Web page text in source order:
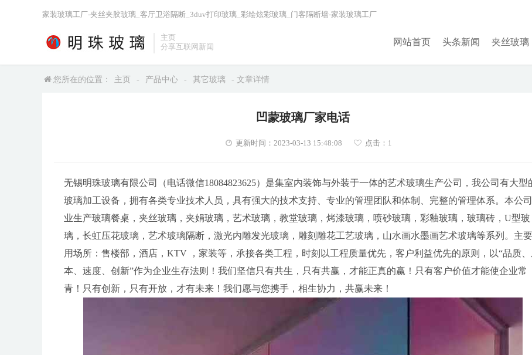
主页
分享互联网新闻
网站首页 头条新闻 夹丝玻璃
家装玻璃工厂-夹丝夹胶玻璃_客厅卫浴隔断_3duv打印玻璃_彩绘炫彩玻璃_门客隔断墙-家装玻璃工厂
您所在的位置： 主页 - 产品中心 - 其它玻璃 - 文章详情
凹蒙玻璃厂家电话
更新时间：2023-03-13 15:48:08 点击：1
无锡明珠玻璃有限公司（电话微信18084823625）是集室内装饰与外装于一体的艺术玻璃生产公司，我公司有大型
玻璃加工设备，拥有各类专业技术人员，具有强大的技术支持、专业的管理团队和体制、完整的管理体系。本公
业生产玻璃餐桌，夹丝玻璃，夹娟玻璃，艺术玻璃，教堂玻璃，烤漆玻璃，喷砂玻璃，彩釉玻璃，玻璃砖，U型玻
璃，长虹压花玻璃，艺术玻璃隔断，激光内雕发光玻璃，雕刻雕花工艺玻璃，山水画水墨画艺术玻璃等系列。主
用场所：售楼部，酒店，KTV ，家装等，承接各类工程，时刻以工程质量优先，客户利益优先的原则，以“品质
本、速度、创新”作为企业生存法则！我们坚信只有共生，只有共赢，才能正真的赢！只有客户价值才能使企业常
青！只有创新，只有开放，才有未来！我们愿与您携手，相生协力，共赢未来！